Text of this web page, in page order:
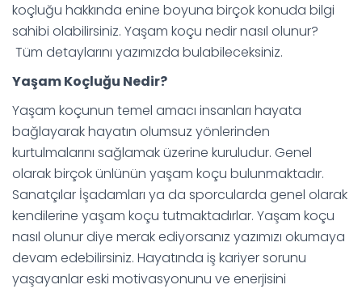
koçluğu hakkında enine boyuna birçok konuda bilgi
sahibi olabilirsiniz. Yaşam koçu nedir nasıl olunur?
Tüm detaylarını yazımızda bulabileceksiniz.
Yaşam Koçluğu Nedir?
Yaşam koçunun temel amacı insanları hayata
bağlayarak hayatın olumsuz yönlerinden
kurtulmalarını sağlamak üzerine kuruludur. Genel
olarak birçok ünlünün yaşam koçu bulunmaktadır.
Sanatçılar İşadamları ya da sporcularda genel olarak
kendilerine yaşam koçu tutmaktadırlar. Yaşam koçu
nasıl olunur diye merak ediyorsanız yazımızı okumaya
devam edebilirsiniz. Hayatında iş kariyer sorunu
yaşayanlar eski motivasyonunu ve enerjisini